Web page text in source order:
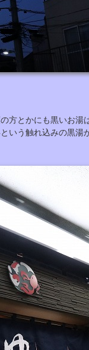
方とかにも黒いお湯
いう触れ込みの黒湯